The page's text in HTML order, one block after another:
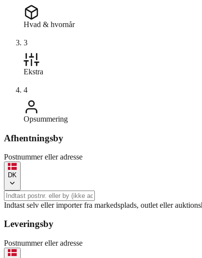
Hvad & hvornår
3
Ekstra
4
Opsummering
Afhentningsby
Postnummer eller adresse
DK
Indtast selv eller importer fra markedsplads, outlet eller
Leveringsby
Postnummer eller adresse